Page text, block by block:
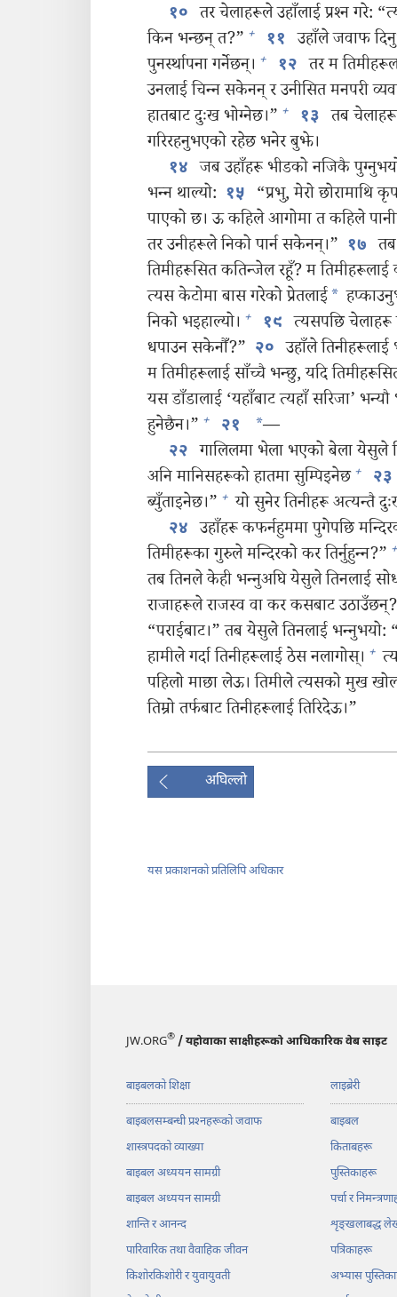
१० तर चेलाहरूले उहाँलाई प्रश्‍न गरे:
किन भन्छन्‌ त?” + ११ उहाँले जवाफ
पुनर्स्थापना गर्नेछन्‌। + १२ तर म
उनलाई चिन्‍न सकेनन्‌ र उनीसित मनपरी
हातबाट दुःख भोग्नेछ।” + १३ तब
गरिरहनुभएको रहेछ भनेर बुझे।
१४ जब उहाँहरू भीडको नजिकै
भन्‍न थाल्यो: १५ “प्रभु, मेरो छोरामाथि
पाएको छ। ऊ कहिले आगोमा त कहिले
तर उनीहरूले निको पार्न सकेनन्‌।” १७
तिमीहरूसित कतिन्जेल रहूँ? म
त्यस केटोमा बास गरेको प्रेतलाई*
निको भइहाल्यो। + १९ त्यसपछि
धपाउन सकेनौँ?” २० उहाँले तिनीहरूलाई
म तिमीहरूलाई साँच्चै भन्छु, यदि
यस डाँडालाई ‘यहाँबाट त्यहाँ सरिजा’
हुनेछैन।” + २१ *—
२२ गालिलमा भेला भएको बेला येसुले
अनि मानिसहरूको हातमा सुम्पिइनेछ + २३
ब्युँताइनेछ।” + यो सुनेर तिनीहरू अत्यन्तै
२४ उहाँहरू कफर्नहुममा पुगेपछि
तिमीहरूका गुरुले मन्दिरको कर तिर्नुहुन्‍न?” +
तब तिनले केही भन्‍नुअघि येसुले तिनलाई
राजाहरूले राजस्व वा कर कसबाट
“पराईबाट।” तब येसुले तिनलाई भन्‍नुभयो:
हामीले गर्दा तिनीहरूलाई ठेस नलागोस्‌। +
पहिलो माछा लेऊ। तिमीले त्यसको मुख
तिम्रो तर्फबाट तिनीहरूलाई तिरिदेऊ।”
अघिल्लो
यस प्रकाशनको प्रतिलिपि अधिकार
JW.ORG® / यहोवाका साक्षीहरूको आधिकारिक वेब साइट
बाइबलको शिक्षा
बाइबलसम्बन्धी प्रश्‍नहरूको जवाफ
शास्त्रपदको व्याख्या
बाइबल अध्ययन सामग्री
बाइबल अध्ययन सामग्री
शान्ति र आनन्द
पारिवारिक तथा वैवाहिक जीवन
किशोरकिशोरी र युवायुवती
लाइब्रेरी
बाइबल
किताबहरू
पुस्तिकाहरू
पर्चा र
शृङ्‌खलाबद्ध
पत्रिकाहरू
अभ्यास